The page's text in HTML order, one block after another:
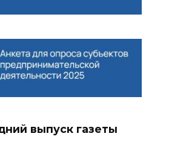
выпуск газеты